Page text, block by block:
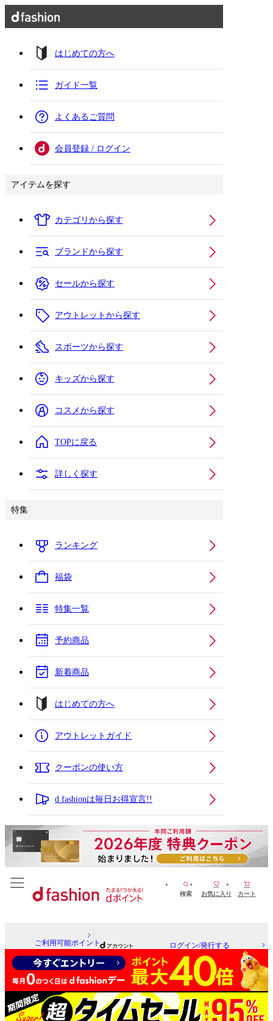
はじめての方へ
ガイド一覧
よくあるご質問
会員登録 / ログイン
アイテムを探す
カテゴリから探す
ブランドから探す
セールから探す
アウトレットから探す
スポーツから探す
キッズから探す
コスメから探す
TOPに戻る
詳しく探す
特集
ランキング
福袋
特集一覧
予約商品
新着商品
はじめての方へ
アウトレットガイド
クーポンの使い方
d fashionは毎日お得宣言!!
検索 お気に入り カート
ご利用可能ポイント ログイン/発行する